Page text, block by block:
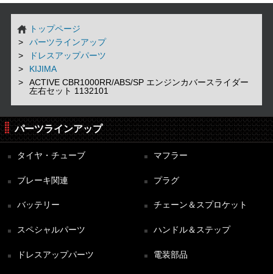
トップページ
パーツラインアップ
ドレスアップパーツ
KIJIMA
ACTIVE CBR1000RR/ABS/SP エンジンカバースライダー
左右セット 1132101
パーツラインアップ
タイヤ・チューブ マフラー
ブレーキ関連 プラグ
バッテリー チェーン＆スプロケット
スペシャルパーツ ハンドル＆ステップ
ドレスアップパーツ 電装部品